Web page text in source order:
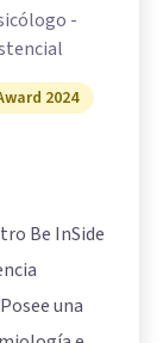
-
2024
Be InSide
una